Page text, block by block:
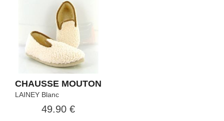
CHAUSSE MOUTON
LAINEY Blanc
49.90 €